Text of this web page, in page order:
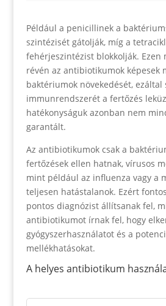
Például a penicillinek a
szintézisét gátolják, míg a
fehérjeszintézist blokkolják. Ezen
révén az antibiotikumok képesek
baktériumok növekedését, ezáltal
immunrendszerét a fertőzés
hatékonyságuk azonban nem
garantált.
Az antibiotikumok csak a
fertőzések ellen hatnak, vírusos
mint például az influenza vagy a
teljesen hatástalanok. Ezért
pontos diagnózist állítsanak fel,
antibiotikumot írnak fel, hogy
gyógyszerhasználatot és a
mellékhatásokat.
A helyes antibiotikum